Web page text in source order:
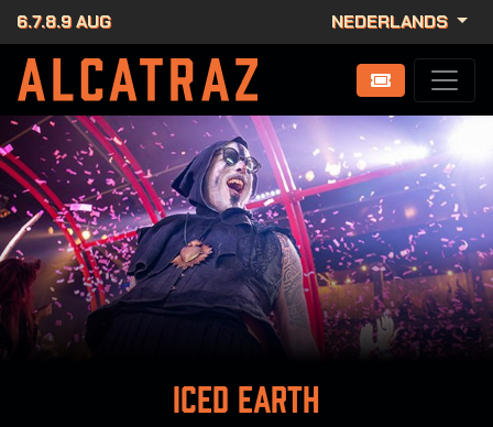
6.7.8.9 AUG NEDERLANDS
Iced Earth